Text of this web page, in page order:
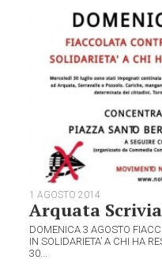
1 AGOSTO 2014
Arquata
DOMENICA 3 AGOSTO
IN SOLIDARIETA’ A CHI HA
30...